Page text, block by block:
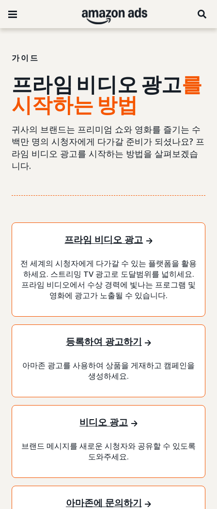
가이드
프라임 비디오 광고를
시작하는 방법
귀사의 브랜드는 프리미엄 쇼와 영화를 즐기는 수
백만 명의 시청자에게 다가갈 준비가 되셨나요? 프
라임 비디오 광고를 시작하는 방법을 살펴보겠습
니다.
프라임 비디오 광고
전 세계의 시청자에게 다가갈 수 있는 플랫폼을 활용
하세요. 스트리밍 TV 광고로 도달범위를 넓히세요.
프라임 비디오에서 수상 경력에 빛나는 프로그램 및
영화에 광고가 노출될 수 있습니다.
등록하여 광고하기
아마존 광고를 사용하여 상품을 게재하고 캠페인을
생성하세요.
비디오 광고
브랜드 메시지를 새로운 시청자와 공유할 수 있도록
도와주세요.
아마존에 문의하기